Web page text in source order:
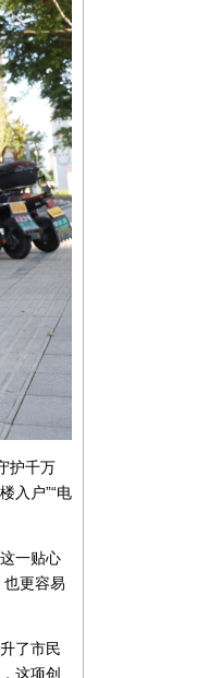
护千万
入户”“电
一贴心
更容易
了市民
这项创